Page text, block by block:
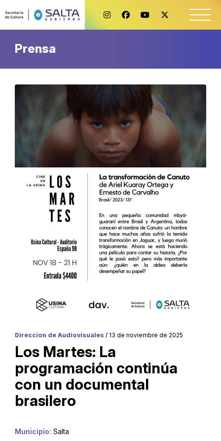
Prensa
Direccion de Audiovisuales / 13 de noviembre de 2025
Los Martes: La
programación continúa
con un documental
brasilero
Municipio: Salta